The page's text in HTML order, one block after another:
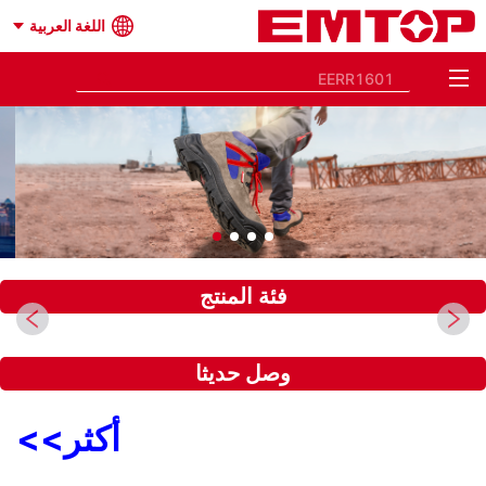
اللغة العربية
فئة المنتج
وصل حديثا
أكثر >>